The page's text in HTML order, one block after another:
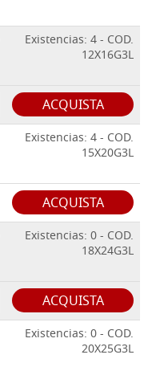
Existencias: 4 - COD.
12X16G3L
ACQUISTA
Existencias: 4 - COD.
15X20G3L
ACQUISTA
Existencias: 0 - COD.
18X24G3L
ACQUISTA
Existencias: 0 - COD.
20X25G3L